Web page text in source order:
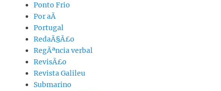
Ponto Frio
Por aÃ­
Portugal
RedaÃ§Ã£o
RegÃªncia verbal
RevisÃ£o
Revista Galileu
Submarino